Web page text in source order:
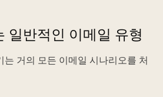
일반적인 이메일 유형
는 거의 모든 이메일 시나리오를 처